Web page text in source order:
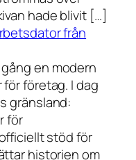
hade blivit […]
från
gång en modern
företag. I dag
gränsland:
för
stöd för
historien om